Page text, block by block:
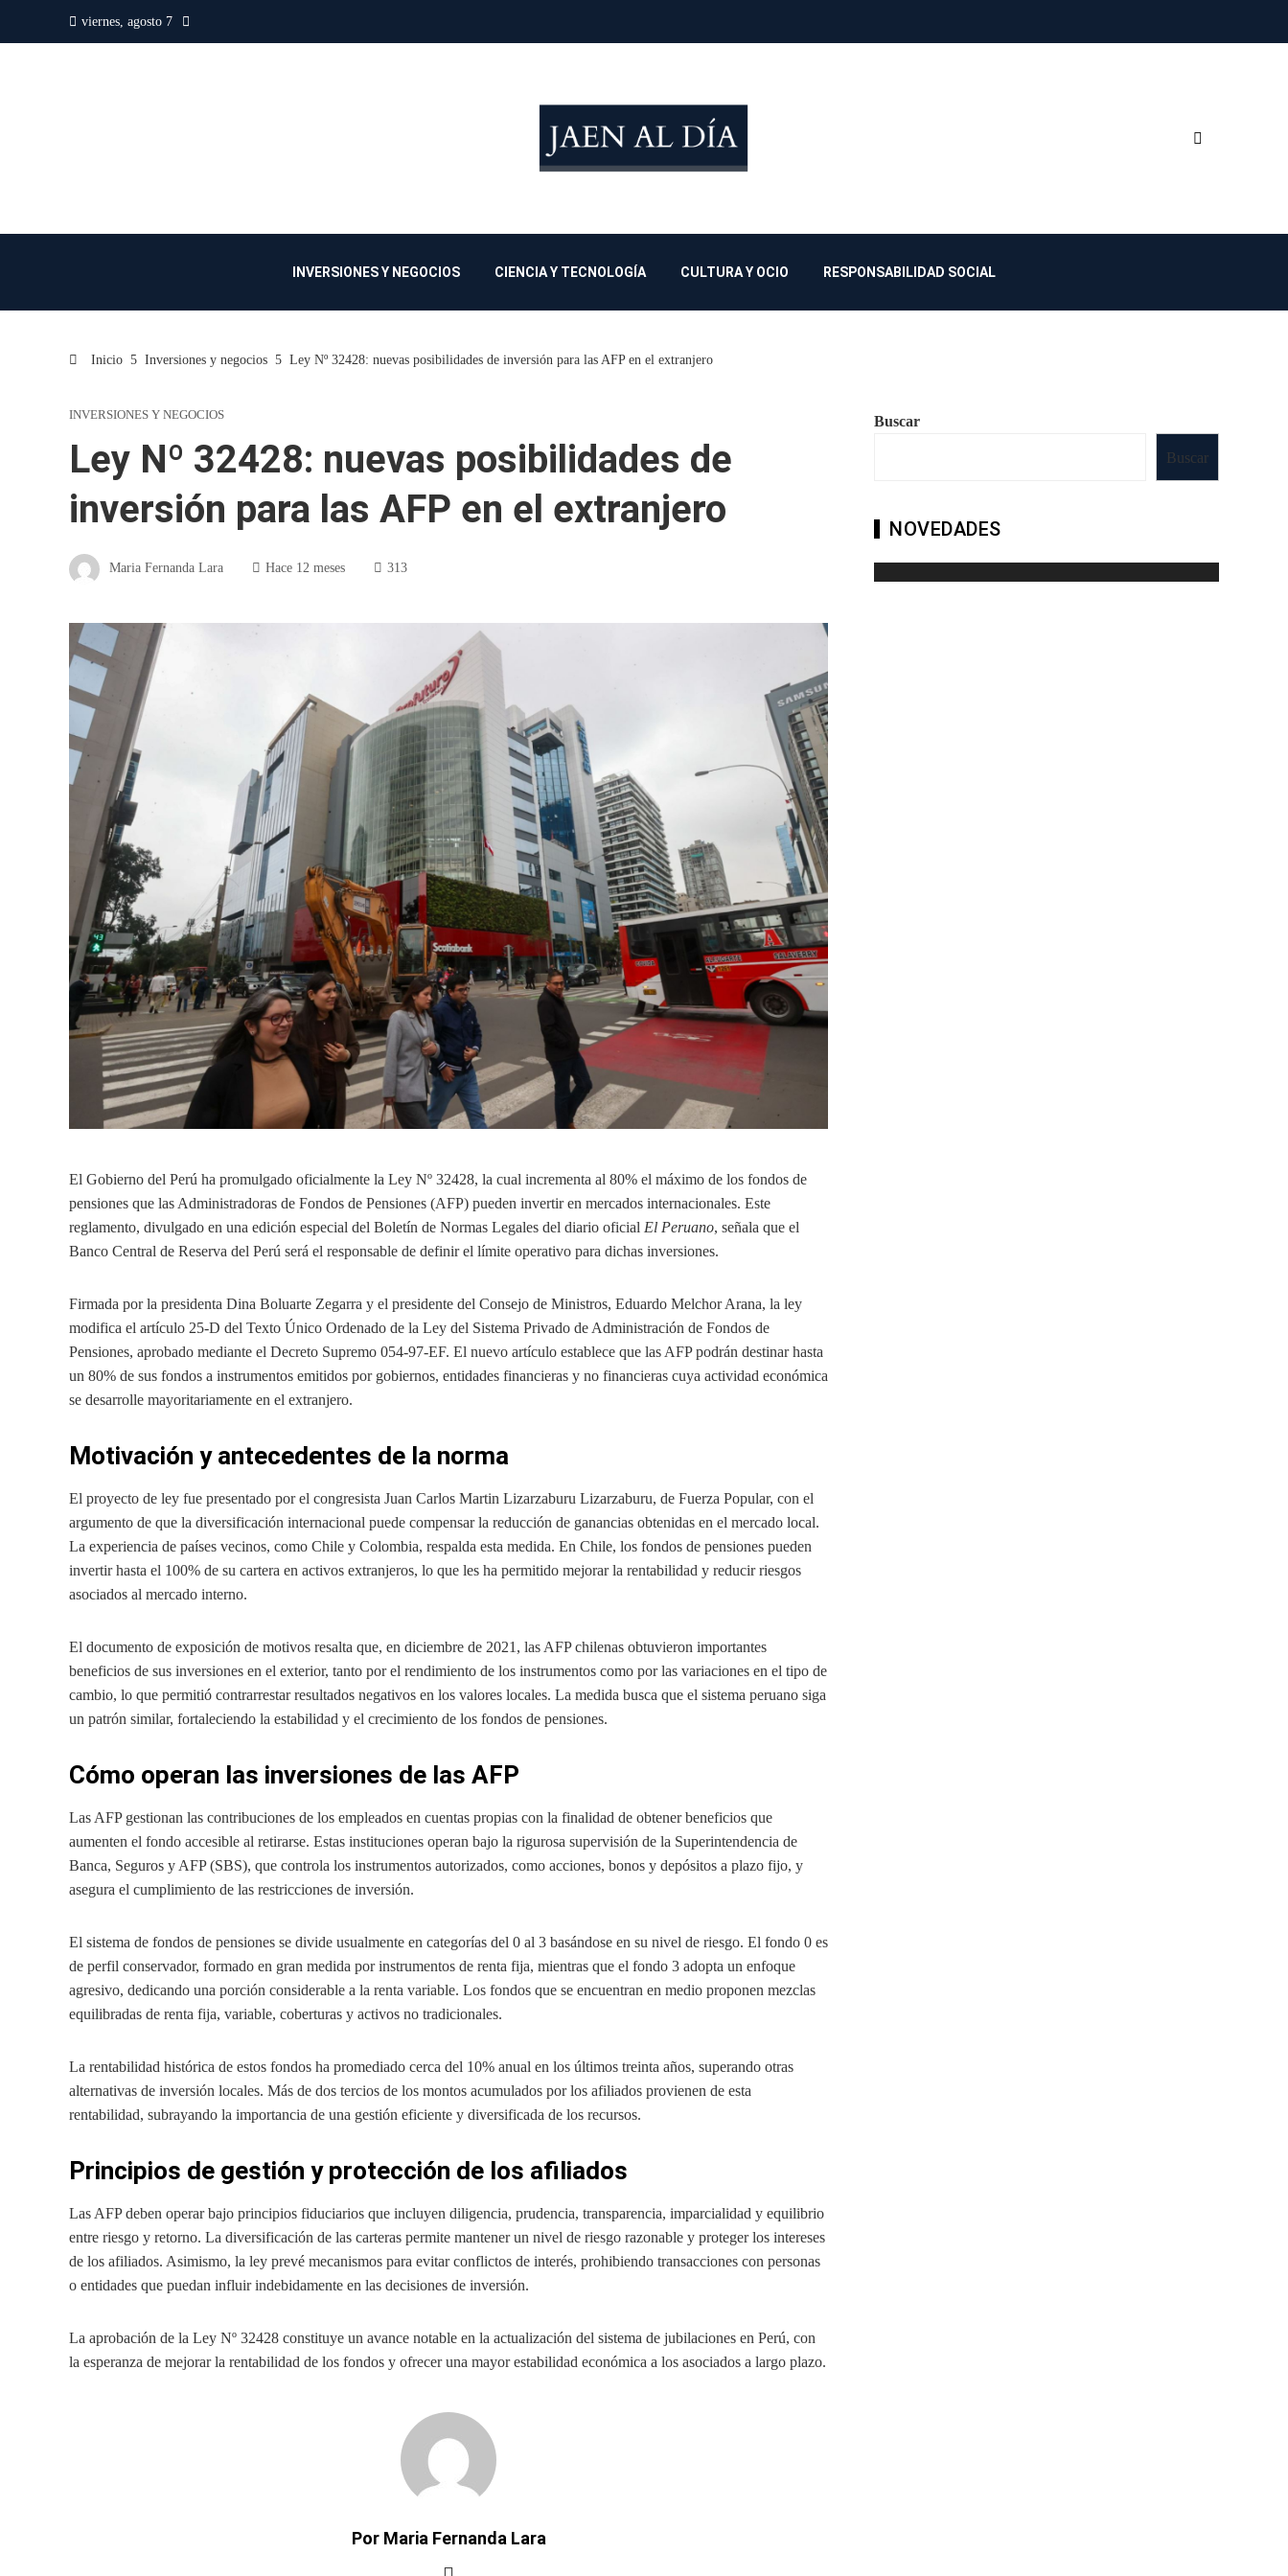
viernes, agosto 7
INVERSIONES Y NEGOCIOS CIENCIA Y TECNOLOGÍA CULTURA Y OCIO RESPONSABILIDAD SOCIAL
Inicio Inversiones y negocios Ley Nº 32428: nuevas posibilidades de inversión para las AFP en el extranjero
INVERSIONES Y NEGOCIOS
Ley Nº 32428: nuevas posibilidades de
inversión para las AFP en el extranjero
Maria Fernanda Lara Hace 12 meses 313
El Gobierno del Perú ha promulgado oficialmente la Ley Nº 32428, la cual incrementa al 80% el máximo de los fondos de
pensiones que las Administradoras de Fondos de Pensiones (AFP) pueden invertir en mercados internacionales. Este
reglamento, divulgado en una edición especial del Boletín de Normas Legales del diario oficial El Peruano, señala que el
Banco Central de Reserva del Perú será el responsable de definir el límite operativo para dichas inversiones.
Firmada por la presidenta Dina Boluarte Zegarra y el presidente del Consejo de Ministros, Eduardo Melchor Arana, la ley
modifica el artículo 25-D del Texto Único Ordenado de la Ley del Sistema Privado de Administración de Fondos de
Pensiones, aprobado mediante el Decreto Supremo 054-97-EF. El nuevo artículo establece que las AFP podrán destinar hasta
un 80% de sus fondos a instrumentos emitidos por gobiernos, entidades financieras y no financieras cuya actividad económica
se desarrolle mayoritariamente en el extranjero.
Motivación y antecedentes de la norma
El proyecto de ley fue presentado por el congresista Juan Carlos Martin Lizarzaburu Lizarzaburu, de Fuerza Popular, con el
argumento de que la diversificación internacional puede compensar la reducción de ganancias obtenidas en el mercado local.
La experiencia de países vecinos, como Chile y Colombia, respalda esta medida. En Chile, los fondos de pensiones pueden
invertir hasta el 100% de su cartera en activos extranjeros, lo que les ha permitido mejorar la rentabilidad y reducir riesgos
asociados al mercado interno.
El documento de exposición de motivos resalta que, en diciembre de 2021, las AFP chilenas obtuvieron importantes
beneficios de sus inversiones en el exterior, tanto por el rendimiento de los instrumentos como por las variaciones en el tipo de
cambio, lo que permitió contrarrestar resultados negativos en los valores locales. La medida busca que el sistema peruano siga
un patrón similar, fortaleciendo la estabilidad y el crecimiento de los fondos de pensiones.
Cómo operan las inversiones de las AFP
Las AFP gestionan las contribuciones de los empleados en cuentas propias con la finalidad de obtener beneficios que
aumenten el fondo accesible al retirarse. Estas instituciones operan bajo la rigurosa supervisión de la Superintendencia de
Banca, Seguros y AFP (SBS), que controla los instrumentos autorizados, como acciones, bonos y depósitos a plazo fijo, y
asegura el cumplimiento de las restricciones de inversión.
El sistema de fondos de pensiones se divide usualmente en categorías del 0 al 3 basándose en su nivel de riesgo. El fondo 0 es
de perfil conservador, formado en gran medida por instrumentos de renta fija, mientras que el fondo 3 adopta un enfoque
agresivo, dedicando una porción considerable a la renta variable. Los fondos que se encuentran en medio proponen mezclas
equilibradas de renta fija, variable, coberturas y activos no tradicionales.
La rentabilidad histórica de estos fondos ha promediado cerca del 10% anual en los últimos treinta años, superando otras
alternativas de inversión locales. Más de dos tercios de los montos acumulados por los afiliados provienen de esta
rentabilidad, subrayando la importancia de una gestión eficiente y diversificada de los recursos.
Principios de gestión y protección de los afiliados
Las AFP deben operar bajo principios fiduciarios que incluyen diligencia, prudencia, transparencia, imparcialidad y equilibrio
entre riesgo y retorno. La diversificación de las carteras permite mantener un nivel de riesgo razonable y proteger los intereses
de los afiliados. Asimismo, la ley prevé mecanismos para evitar conflictos de interés, prohibiendo transacciones con personas
o entidades que puedan influir indebidamente en las decisiones de inversión.
La aprobación de la Ley Nº 32428 constituye un avance notable en la actualización del sistema de jubilaciones en Perú, con
la esperanza de mejorar la rentabilidad de los fondos y ofrecer una mayor estabilidad económica a los asociados a largo plazo.
Por Maria Fernanda Lara
Buscar
Buscar
NOVEDADES